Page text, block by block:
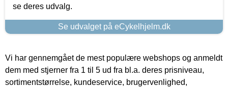
se deres udvalg.
Se udvalget på eCykelhjelm.dk
Vi har gennemgået de mest populære webshops og anmeldt
dem med stjerner fra 1 til 5 ud fra bl.a. deres prisniveau,
sortimentstørrelse, kundeservice, brugervenlighed,